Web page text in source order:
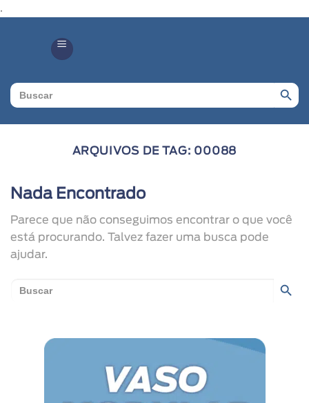
.
Search
for:
Search
ARQUIVOS DE TAG: 00088
Nada Encontrado
Parece que não conseguimos encontrar o que você
está procurando. Talvez fazer uma busca pode
ajudar.
for: